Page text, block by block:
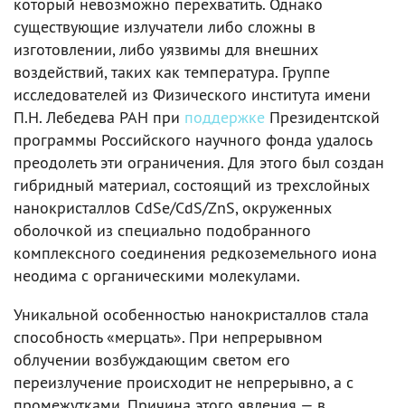
существующие излучатели либо сложны в
изготовлении, либо уязвимы для внешних
воздействий, таких как температура. Группе
исследователей из Физического института имени
П.Н. Лебедева РАН при поддержке Президентской
программы Российского научного фонда удалось
преодолеть эти ограничения. Для этого был создан
гибридный материал, состоящий из трехслойных
нанокристаллов CdSe/CdS/ZnS, окруженных
оболочкой из специально подобранного
комплексного соединения редкоземельного иона
неодима с органическими молекулами.
Уникальной особенностью нанокристаллов стала
способность «мерцать». При непрерывном
облучении возбуждающим светом его
переизлучение происходит не непрерывно, а с